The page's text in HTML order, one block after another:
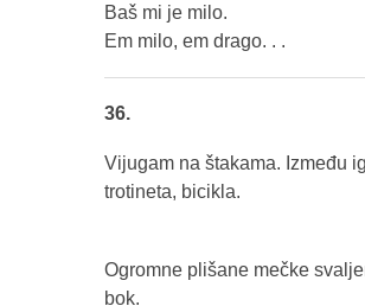
Baš mi je milo.
Em milo, em drago. . .
36.
Vijugam na štakama. Između
trotineta, bicikla.
Ogromne plišane mečke
bok.